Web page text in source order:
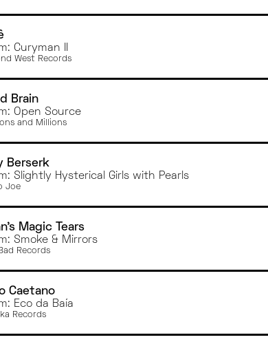
Curyman II
West Records
Brain
Open Source
and Millions
Berserk
Slightly Hysterical Girls with Pearls
Joe
Magic Tears
Smoke & Mirrors
Records
Caetano
Eco da Baía
Records